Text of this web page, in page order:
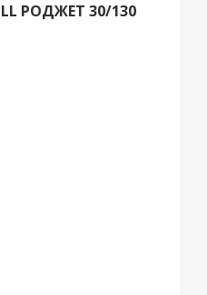
РОДЖЕТ 30/130